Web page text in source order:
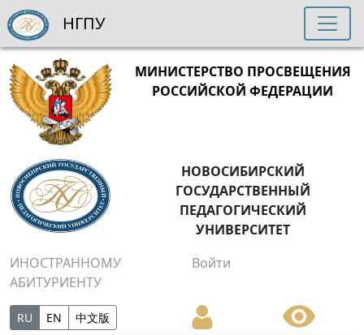
МИНИСТЕРСТВО ПРОСВЕЩЕНИЯ
РОССИЙСКОЙ ФЕДЕРАЦИИ
НОВОСИБИРСКИЙ
ГОСУДАРСТВЕННЫЙ
ПЕДАГОГИЧЕСКИЙ
УНИВЕРСИТЕТ
ИНОСТРАННОМУ
АБИТУРИЕНТУ
Войти
RU EN 中文版
НГПУ